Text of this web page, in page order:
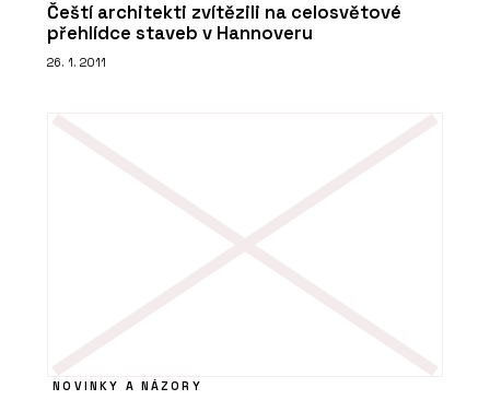
Čeští architekti zvítězili na celosvětové
přehlídce staveb v Hannoveru
26. 1. 2011
NOVINKY A NÁZORY